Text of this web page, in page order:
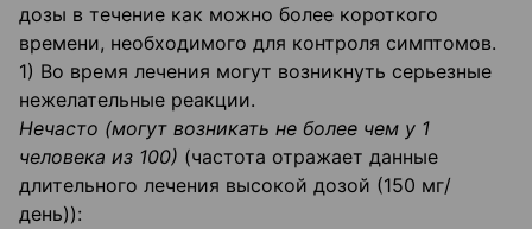
дозы в течение как можно более короткого
времени, необходимого для контроля симптомов.
1) Во время лечения могут возникнуть серьезные
нежелательные реакции.
Нечасто (могут возникать не более чем у 1
человека из 100) (частота отражает данные
длительного лечения высокой дозой (150 мг/
день)):